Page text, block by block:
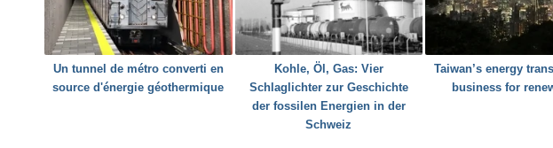
Un tunnel de métro converti en
source d'énergie géothermique
Kohle, Öl, Gas: Vier
Schlaglichter zur Geschichte
der fossilen Energien in der
Schweiz
Taiwan’s energy
business for